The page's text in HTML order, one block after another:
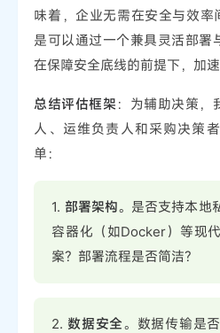
味着，企业无需在安全与效率
是可以通过一个兼具灵活部署
在保障安全底线的前提下，加速
总结评估框架 ：为辅助决策，
人、运维负责人和采购决策
单：
1. 部署架构。是否支持本地
容器化（如Docker）等现
案？部署流程是否简洁？
2. 数据安全。数据传输是